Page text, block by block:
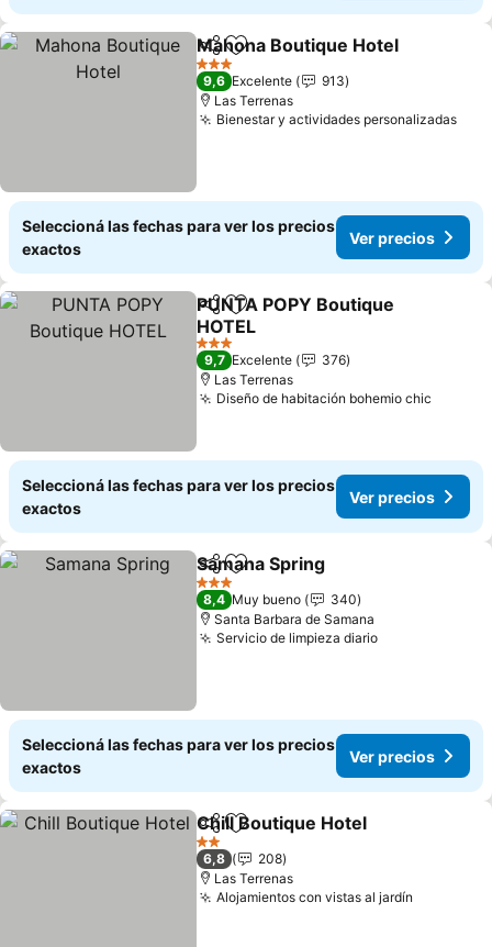
CompartirAñadir a favoritos
Mahona Boutique Hotel
3 Estrellas
9,6 Excelente
913
Las Terrenas
Bienestar y actividades personalizadas
Seleccioná las fechas para ver los precios
exactos
Ver precios
CompartirAñadir a favoritos
PUNTA POPY Boutique
HOTEL
3 Estrellas
9,7 Excelente
376
Las Terrenas
Diseño de habitación bohemio chic
Seleccioná las fechas para ver los precios
exactos
Ver precios
CompartirAñadir a favoritos
Samana Spring
3 Estrellas
8,4 Muy bueno
340
Santa Barbara de Samana
Servicio de limpieza diario
Seleccioná las fechas para ver los precios
exactos
Ver precios
CompartirAñadir a favoritos
Chill Boutique Hotel
2 Estrellas
6,8
208
Las Terrenas
Alojamientos con vistas al jardín